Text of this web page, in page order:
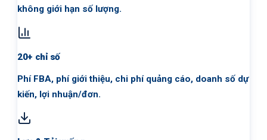
không giới hạn số lượng.
20+ chỉ số
Phí FBA, phí giới thiệu, chi phí quảng cáo, doanh số dự
kiến, lợi nhuận/đơn.